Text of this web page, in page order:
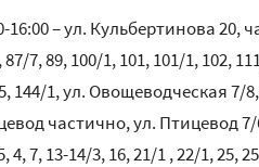
16:00 – ул. Кульбертинова 20,
7, 89, 100/1, 101, 101/1, 102,
144/1, ул. Овощеводческая 7/
частично, ул. Птицевод
4, 7, 13-14/3, 16, 21/1 , 22/1, 25,